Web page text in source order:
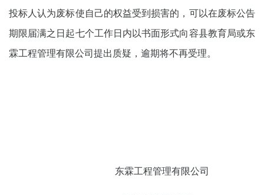
投标人认为废标使自己的权益受到损害的，可以在废标公告
期限届满之日起七个工作日内以书面形式向容县教育局或东
霖工程管理有限公司提出质疑，逾期将不再受理。
东霖工程管理有限公司